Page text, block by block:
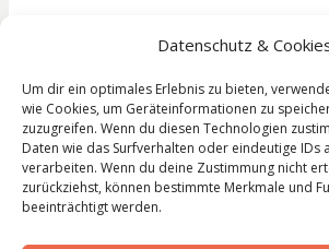
Datenschutz &
Um dir ein optimales Erlebnis zu bieten,
wie Cookies, um Geräteinformationen zu
zuzugreifen. Wenn du diesen Technologien
Daten wie das Surfverhalten oder eindeutige IDs
verarbeiten. Wenn du deine Zustimmung nicht
zurückziehst, können bestimmte Merkmale und
beeinträchtigt werden.
Gesellschaftsroman Kinderbuch
Roman
Sachbuch Thriller
Impressum
Datenschutzerklärung